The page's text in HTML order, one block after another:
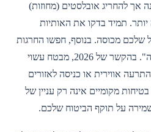
אך להחריג אובלסטים (מחוזות)
יותר. תמיד בדקו את האותיות
שלכם מכוסה. בנוסף, חפשו החרגות
הקשורות ל"חשיפה פזיזה לסכנה". בהקשר של 2026, מבטח עשוי
אווירית או כניסה לאזורים
מקומיים אינה רק עניין של
על תוקף הביטוח שלכם.